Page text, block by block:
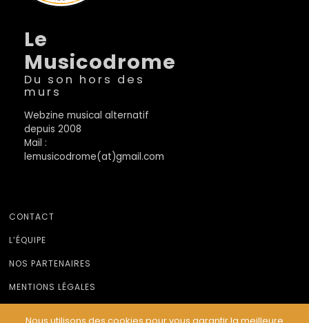
Le
Musicodrome
Du son hors des
murs
Webzine musical alternatif
depuis 2008
Mail :
lemusicodrome(at)gmail.com
CONTACT
L’ÉQUIPE
NOS PARTENAIRES
MENTIONS LÉGALES